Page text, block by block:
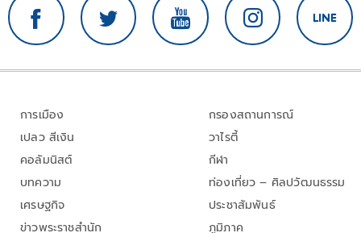
การเมือง
เปลว สีเงิน
คอลัมนิสต์
บทความ
เศรษฐกิจ
ข่าวพระราชสำนัก
กรองสถานการณ์
วาไรตี้
กีฬา
ท่องเที่ยว – ศิลปวัฒนธรรม
ประชาสัมพันธ์
ภูมิภาค